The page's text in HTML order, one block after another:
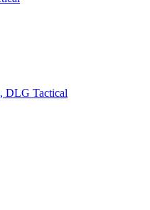
DLG Tactical